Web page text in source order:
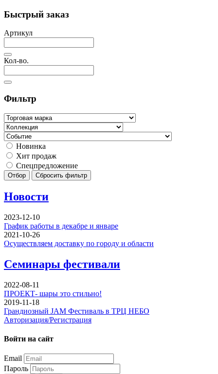
Быстрый заказ
Артикул
Кол-во.
Фильтр
Новинка
Хит продаж
Спецпредложение
Отбор Сбросить фильтр
Новости
2023-12-10
График работы в декабре и январе
2021-10-26
Осуществляем доставку по городу и области
Семинары фестивали
2022-08-11
ПРОЕКТ- шары это стильно!
2019-11-18
Грандиозный JAM Фестиваль в ТРЦ НЕБО
Авторизация/Регистрация
Войти на сайт
Email
Пароль